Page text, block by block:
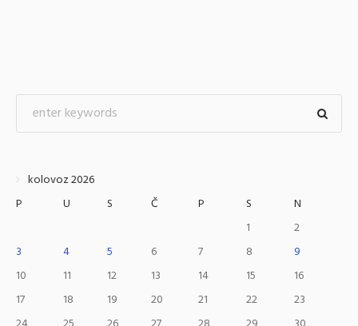
kolovoz 2026
P
U S Č P S
N
1
2
3
4 5 6 7 8
9
10
11 12 13 14 15
16
17
18 19 20 21 22
23